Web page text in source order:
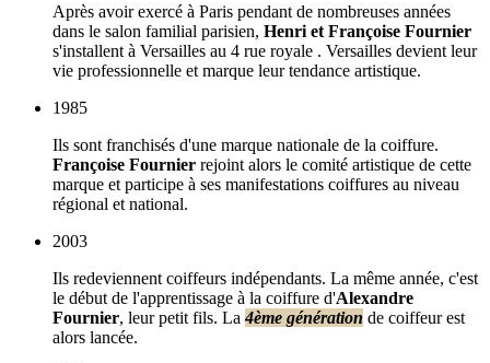
Après avoir exercé à Paris pendant de nombreuses années
dans le salon familial parisien, Henri et Françoise Fournier
s'installent à Versailles au 4 rue royale . Versailles devient leur
vie professionnelle et marque leur tendance artistique.
1985
Ils sont franchisés d'une marque nationale de la coiffure.
Françoise Fournier rejoint alors le comité artistique de cette
marque et participe à ses manifestations coiffures au niveau
régional et national.
2003
Ils redeviennent coiffeurs indépendants. La même année, c'est
le début de l'apprentissage à la coiffure d'Alexandre
Fournier, leur petit fils. La4ème génération de coiffeur est
alors lancée.